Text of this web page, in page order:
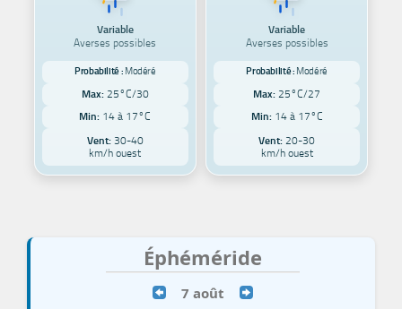
Variable
Averses possibles
Probabilité : Modéré
Max: 25°C/30
Min: 14 à 17°C
Vent:30-40
km/h ouest
Variable
Averses possibles
Probabilité : Modéré
Max: 25°C/27
Min: 14 à 17°C
Vent: 20-30
km/h ouest
Éphéméride
7 août